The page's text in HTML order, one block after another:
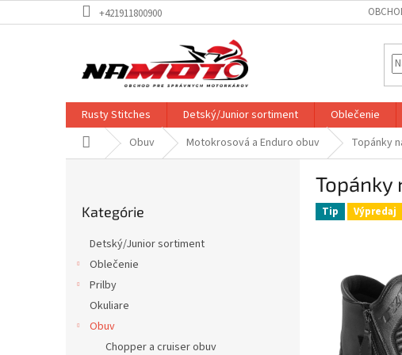
na
+421911800900
Rusty Stitches Detský/Junior sortiment Oblečenie
Domov Obuv Motokrosová a Enduro obuv Topánky
kategórie
Kategórie
Detský/Junior sortiment
Oblečenie
Prilby
Okuliare
Obuv
Chopper a cruiser obuv
Topánky
Tip Výpredaj